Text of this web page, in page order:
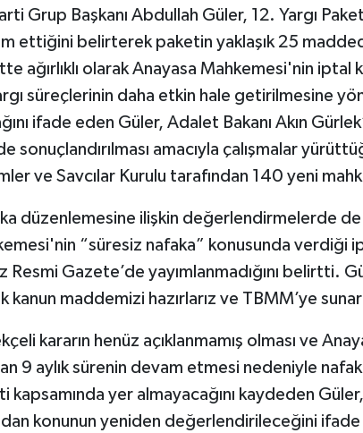
Grup Başkanı Abdullah Güler, 12. Yargı
ettiğini belirterek paketin yaklaşık 25
ağırlıklı olarak Anayasa Mahkemesi'nin iptal
süreçlerinin daha etkin hale getirilmesine
ifade eden Güler, Adalet Bakanı Akın
sonuçlandırılması amacıyla çalışmalar
ve Savcılar Kurulu tarafından 140 yeni
düzenlemesine ilişkin değerlendirmelerde de
“süresiz nafaka” konusunda verdiği
Resmi Gazete’de yayımlanmadığını belirtti.
kanun maddemizi hazırlarız ve TBMM’ye
kararın henüz açıklanmamış olması ve
9 aylık sürenin devam etmesi nedeniyle
kapsamında yer almayacağını kaydeden Güler,
konunun yeniden değerlendirileceğini